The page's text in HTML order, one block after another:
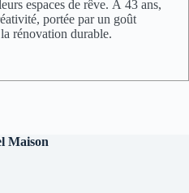
espaces de rêve. À 43 ans,
portée par un goût
rénovation durable.
Maison